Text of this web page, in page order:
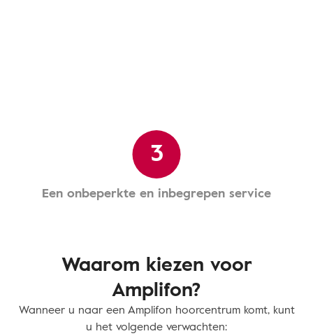
3
Een onbeperkte en inbegrepen service
Waarom kiezen voor
Amplifon?
Wanneer u naar een Amplifon hoorcentrum komt, kunt
u het volgende verwachten: